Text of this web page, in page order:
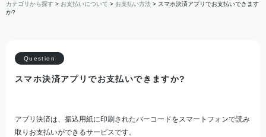
カテゴリから探す > お支払いについて > お支払い方法 > スマホ決済アプリでお支払いできます
か?
スマホ決済アプリでお支払いできますか?
アプリ決済は、振込用紙に印刷されたバーコードをスマートフォンで読み
取りお支払いができるサービスです。